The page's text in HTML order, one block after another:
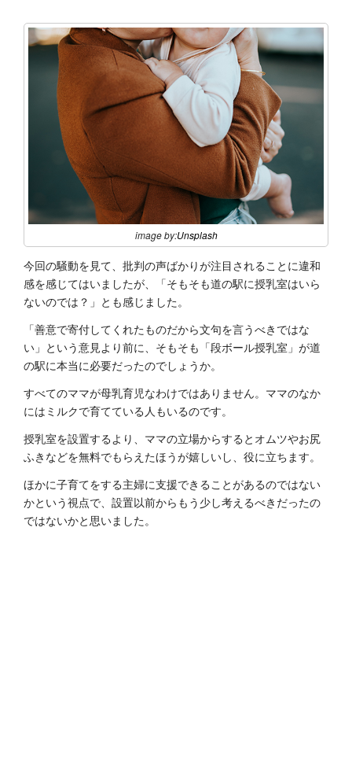
image by:Unsplash
今回の騒動を見て、批判の声ばかりが注目されることに違和
感を感じてはいましたが、「そもそも道の駅に授乳室はいら
ないのでは？」とも感じました。
「善意で寄付してくれたものだから文句を言うべきではな
い」という意見より前に、そもそも「段ボール授乳室」が道
の駅に本当に必要だったのでしょうか。
すべてのママが母乳育児なわけではありません。ママのなか
にはミルクで育てている人もいるのです。
授乳室を設置するより、ママの立場からするとオムツやお尻
ふきなどを無料でもらえたほうが嬉しいし、役に立ちます。
ほかに子育てをする主婦に支援できることがあるのではない
かという視点で、設置以前からもう少し考えるべきだったの
ではないかと思いました。